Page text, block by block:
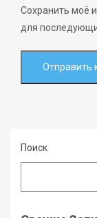
Сохранить моё
для
Поиск